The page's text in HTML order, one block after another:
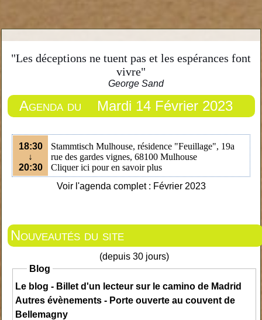
"Les déceptions ne tuent pas et les espérances font
vivre"
George Sand
Agenda du Mardi 14 Février 2023
18:30
↓
20:30
Stammtisch Mulhouse, résidence "Feuillage", 19a
rue des gardes vignes, 68100 Mulhouse
Cliquer ici pour en savoir plus
Voir l'agenda complet : Février 2023
Nouveautés du site
(depuis 30 jours)
Blog
Le blog - Billet d'un lecteur sur le camino de Madrid
Autres évènements - Porte ouverte au couvent de
Bellemagny